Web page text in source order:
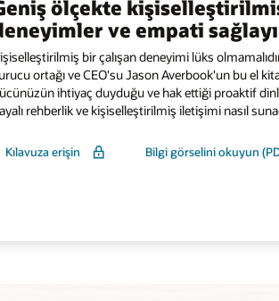
ölçekte
ve empati
bir çalışan deneyimi lüks
ortağı ve CEO'su Jason Averbook'un bu el
ihtiyaç duyduğu ve hak ettiği proaktif
rehberlik ve kişiselleştirilmiş iletişimi nasıl
Kılavuza erişin Bilgi görselini okuyun